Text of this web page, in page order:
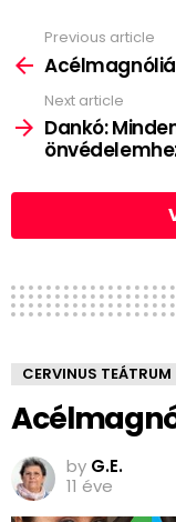
more
Previous article
Next article
Dankó:
CERVINUS TEÁTRUM
by G.E.
11 éve